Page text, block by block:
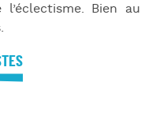
Bien au